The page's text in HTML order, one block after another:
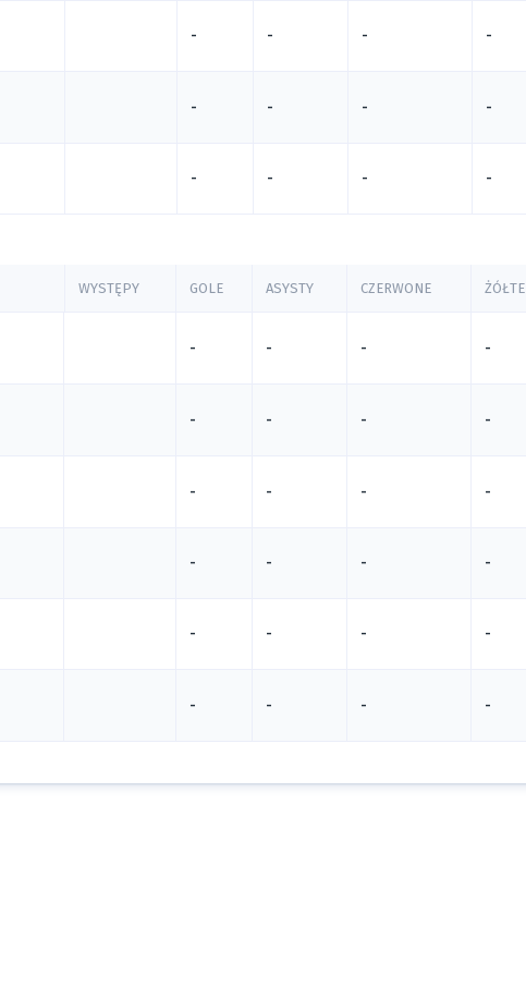
- - - -
- - - -
- - - -
WYSTĘPY GOLE ASYSTY CZERWONE ŻÓŁTE
- - - -
- - - -
- - - -
- - - -
- - - -
- - - -